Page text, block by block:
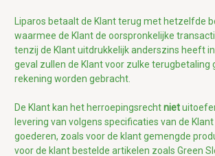
Liparos betaalt de Klant terug met hetzelfde
waarmee de Klant de oorspronkelijke
tenzij de Klant uitdrukkelijk anderszins heeft
geval zullen de Klant voor zulke terugbetaling
rekening worden gebracht.
De Klant kan het herroepingsrechtniet
levering van volgens specificaties van de
goederen, zoals voor de klant gemengde
voor de klant bestelde artikelen zoals Green